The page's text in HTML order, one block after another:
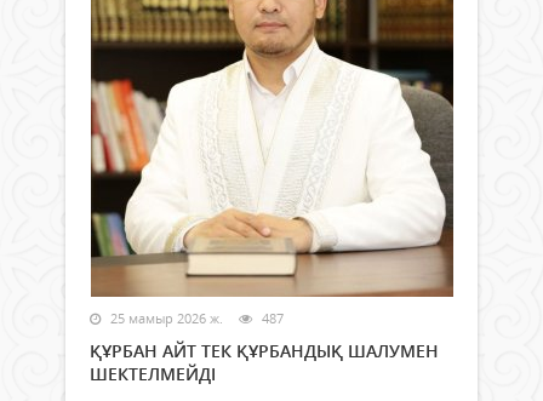
25 мамыр 2026 ж. 487
ҚҰРБАН АЙТ ТЕК ҚҰРБАНДЫҚ ШАЛУМЕН
ШЕКТЕЛМЕЙДІ